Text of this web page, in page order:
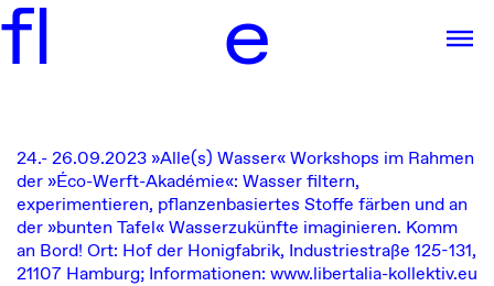
fl e
24.- 26.09.2023 »Alle(s) Wasser« Workshops im Rahmen
der »Éco-Werft-Akadémie«: Wasser filtern,
experimentieren, pflanzenbasiertes Stoffe färben und an
der »bunten Tafel« Wasserzukünfte imaginieren. Komm
an Bord! Ort: Hof der Honigfabrik, Industriestraße 125-131,
21107 Hamburg; Informationen: www.libertalia-kollektiv.eu